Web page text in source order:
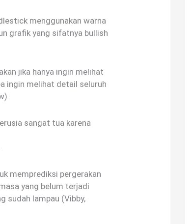
menggunakan warna
grafik yang sifatnya bullish
jika hanya ingin melihat
ingin melihat detail seluruh
sangat tua karena
memprediksi pergerakan
yang belum terjadi
sudah lampau (Vibby,